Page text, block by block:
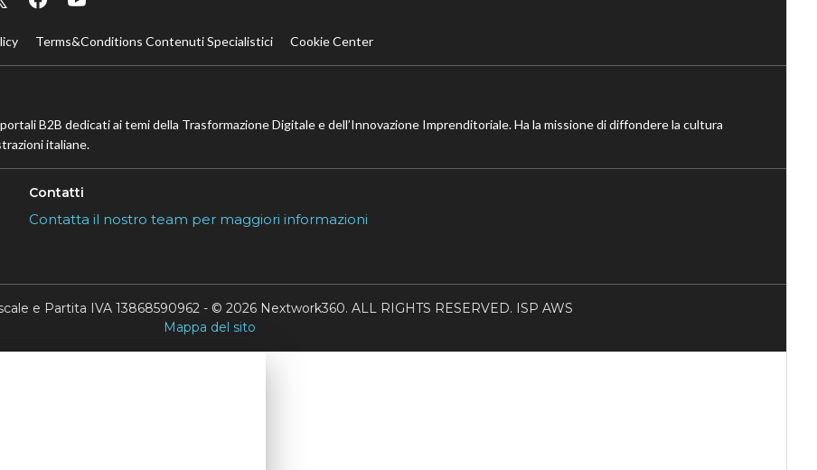
Terms&Conditions Contenuti Specialistici Cookie Center
B2B dedicati ai temi della Trasformazione Digitale e dell’Innovazione Imprenditoriale. Ha la missione di diffondere la cultura
italiane.
Contatti
Contatta il nostro team per maggiori informazioni
e Partita IVA 13868590962 - © 2026 Nextwork360. ALL RIGHTS RESERVED. ISP AWS
Mappa del sito